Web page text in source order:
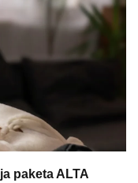
paketa ALTA